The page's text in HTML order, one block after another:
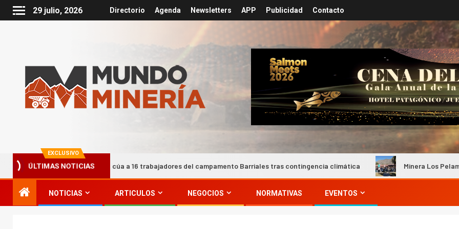
29 julio, 2026 Directorio Agenda Newsletters APP Publicidad Contacto
EXCLUSIVO
ÚLTIMAS NOTICIAS
Barrick Chile evacúa a 16 trabajadores del campamento Barriales tras contingencia climática Minera Los Pelambres
NOTICIAS ARTICULOS NEGOCIOS NORMATIVAS EVENTOS